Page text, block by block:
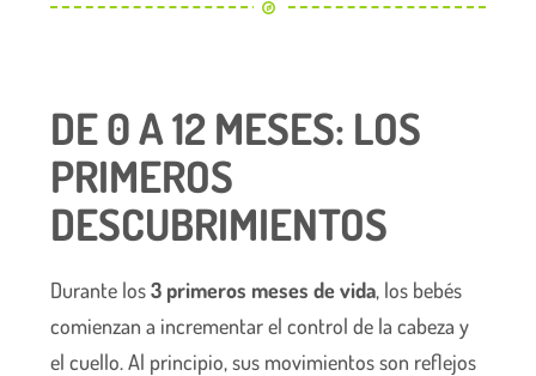
DE 0 A 12 MESES: LOS
PRIMEROS
DESCUBRIMIENTOS
Durante los3 primeros meses de vida, los bebés
comienzan a incrementar el control de la cabeza y
el cuello. Al principio, sus movimientos son reflejos